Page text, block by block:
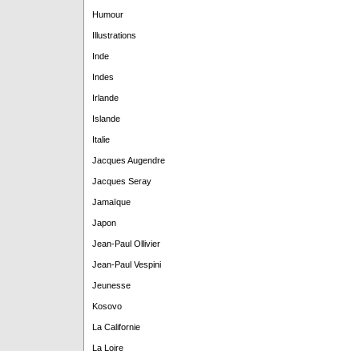
Humour
Illustrations
Inde
Indes
Irlande
Islande
Italie
Jacques Augendre
Jacques Seray
Jamaïque
Japon
Jean-Paul Ollivier
Jean-Paul Vespini
Jeunesse
Kosovo
La Californie
La Loire